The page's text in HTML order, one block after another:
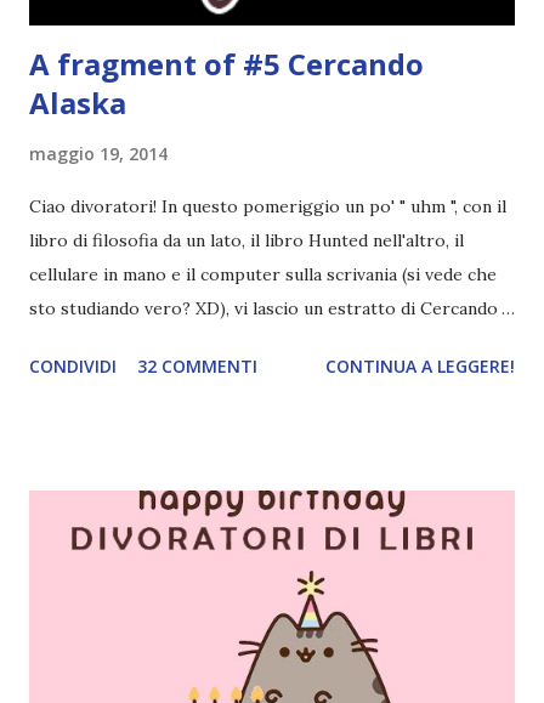
A fragment of #5 Cercando
Alaska
maggio 19, 2014
Ciao divoratori! In questo pomeriggio un po' " uhm ", con il
libro di filosofia da un lato, il libro Hunted nell'altro, il
cellulare in mano e il computer sulla scrivania (si vede che
sto studiando vero? XD), vi lascio un estratto di Cercando
costante nelle rubriche. Odiavo lo sport. Odiavo lo sport,
cui si gioca a mini-baseball mia madre voleva che mi facessi
delle amicizie, così mi obbligò a entrare nella squadra dei
Pirati di Orlando. Mi feci degli amici eccome: una masnada di
bambini dell'asilo. Non fu un gran passo avanti, se l'obiettivo
era inserirmi fra i coetanei. Fu soprattutto perché come
statura sovrastavo tutti gli altri giocatori se quell'anno per
CONDIVIDI 32 COMMENTI CONTINUA A LEGGERE!